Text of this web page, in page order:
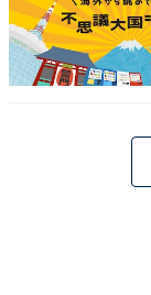
こちらもおすすめ